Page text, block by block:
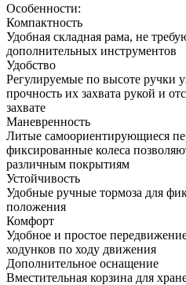
Особенности:
Компактность
Удобная складная рама, не
дополнительных инструментов
Удобство
Регулируемые по высоте ручки
прочность их захвата рукой и
захвате
Маневренность
Литые самоориентирующиеся
фиксированные колеса
различным покрытиям
Устойчивость
Удобные ручные тормоза для
положения
Комфорт
Удобное и простое
ходунков по ходу движения
Дополнительное оснащение
Вместительная корзина для